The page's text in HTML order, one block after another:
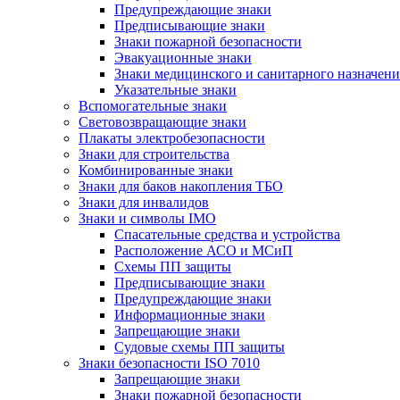
Предупреждающие знаки
Предписывающие знаки
Знаки пожарной безопасности
Эвакуационные знаки
Знаки медицинского и санитарного
Указательные знаки
Вспомогательные знаки
Световозвращающие знаки
Плакаты электробезопасности
Знаки для строительства
Комбинированные знаки
Знаки для баков накопления ТБО
Знаки для инвалидов
Знаки и символы IMO
Спасательные средства и устройства
Расположение АСО и МСиП
Схемы ПП защиты
Предписывающие знаки
Предупреждающие знаки
Информационные знаки
Запрещающие знаки
Судовые схемы ПП защиты
Знаки безопасности ISO 7010
Запрещающие знаки
Знаки пожарной безопасности